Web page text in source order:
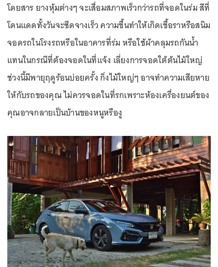
โดยสาร ยางหุ้มต่างๆ จะเสื่อมสภาพเร็วกว่ารถที่จอดในร่ม สีที่
โดนแดดทั้งวันจะซีดจางเร็ว ความชื้นทำให้เกิดเชื้อราหรือสนิม
จอดรถในโรงรถหรือในอาคารที่ร่ม หรือใช้ผ้าคลุมรถกันน้ำ
แทนในกรณีที่ต้องจอดในที่แจ้ง เลี่ยงการจอดใต้ต้นไม้ใหญ่
ช่วงนี้มีพายุฤดูร้อนบ่อยครั้ง กิ่งไม้ใหญ่ๆ อาจทำความเสียหาย
ให้กับรถของคุณ ไม่ควรจอดในที่รกเพราะห้องเครื่องยนต์ของ
คุณอาจกลายเป็นบ้านของหนูหรืองู